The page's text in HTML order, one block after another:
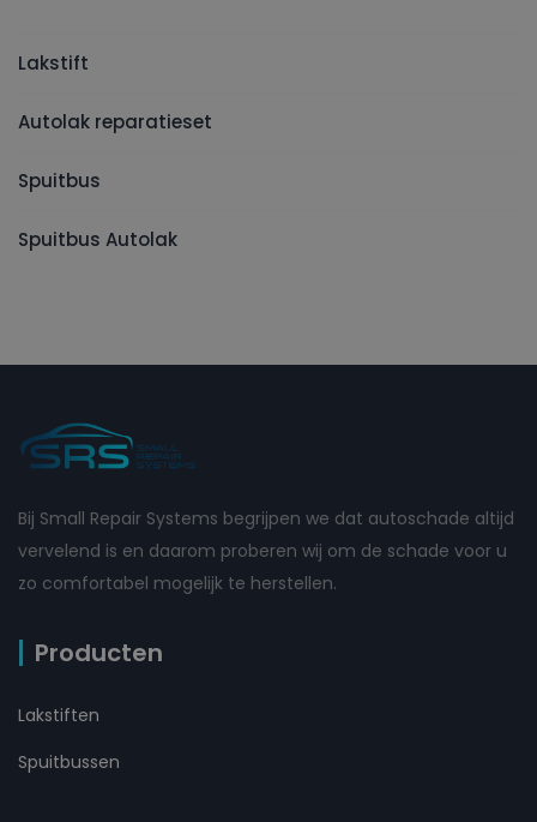
Lakstift
Autolak reparatieset
Spuitbus
Spuitbus Autolak
Bij Small Repair Systems begrijpen we dat autoschade altijd
vervelend is en daarom proberen wij om de schade voor u
zo comfortabel mogelijk te herstellen.
Producten
Lakstiften
Spuitbussen